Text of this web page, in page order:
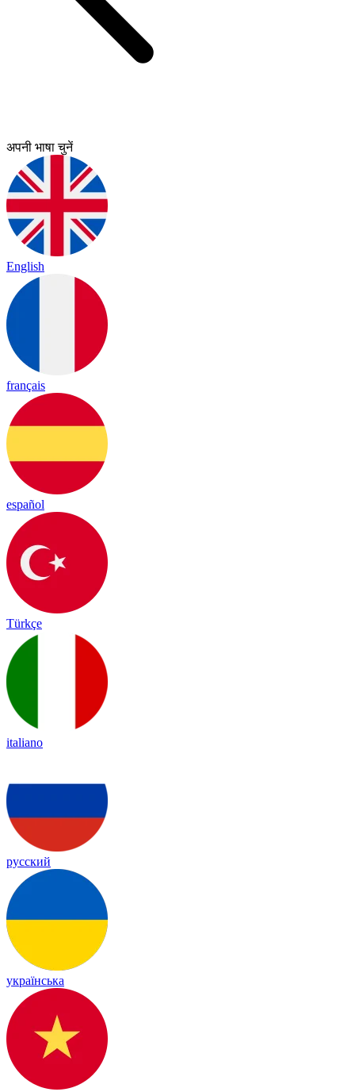
अपनी भाषा चुनें
English
français
español
Türkçe
italiano
русский
українська